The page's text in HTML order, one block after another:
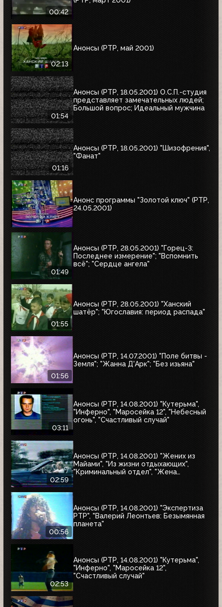
00:42
02:13
Анонсы (РТР, май 2001)
01:54
Анонсы (РТР, 18.05.2001) О.С.П.-студия
представляет замечательных людей;
Большой вопрос; Идеальный мужчина
01:16
Анонсы (РТР, 18.05.2001) "Шизофрения",
"Фанат"
Анонс программы "Золотой ключ" (РТР,
24.05.2001)
01:49
Анонсы (РТР, 28.05.2001) "Горец-3:
Последнее измерение"; "Вспомнить
всё"; "Сердце ангела"
01:55
Анонсы (РТР, 28.05.2001) "Ханский
шатёр"; "Югославия: период распада"
01:56
Анонсы (РТР, 14.07.2001) "Поле битвы -
Земля"; "Жанна Д'Арк"; "Без изьяна"
03:11
Анонсы (РТР, 14.08.2001) "Кутерьма",
"Инферно", "Маросейка 12", "Небесный
огонь", "Счастливый случай"
02:59
Анонсы (РТР, 14.08.2001) "Жених из
Майами", "Из жизни отдыхающих",
"Криминальный отдел", "Жена
00:56
Анонсы (РТР, 14.08.2001) "Экспертиза
РТР", "Валерий Леонтьев: Безымянная
планета"
02:53
Анонсы (РТР, 14.08.2001) "Кутерьма",
"Инферно", "Маросейка 12",
"Счастливый случай"